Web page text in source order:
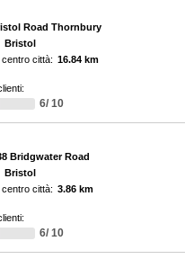
Road Thornbury
Bristol
città: 16.84 km
6/ 10
Bridgwater Road
Bristol
città: 3.86 km
6/ 10